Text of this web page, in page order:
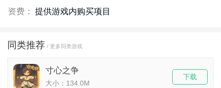
资费： 提供游戏内购买项目
同类推荐 / 更多同类游戏
寸心之争
大小：134.0M
下载